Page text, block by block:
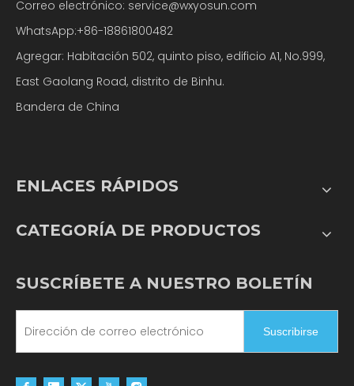
Correo electrónico: service@wxyosun.com
WhatsApp:+86-18861800482
Agregar: Habitación 502, quinto piso, edificio A1, No.999,
East Gaolang Road, distrito de Binhu.
Bandera de China
ENLACES RÁPIDOS
CATEGORÍA DE PRODUCTOS
SUSCRÍBETE A NUESTRO BOLETÍN
Suscribirse